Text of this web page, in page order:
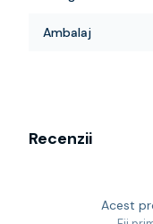
Ambalaj
Recenzii
Acest